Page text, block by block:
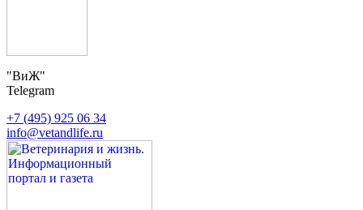
"ВиЖ"
Telegram
+7 (495) 925 06 34
info@vetandlife.ru